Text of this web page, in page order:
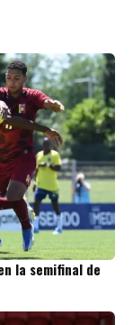
la semifinal de